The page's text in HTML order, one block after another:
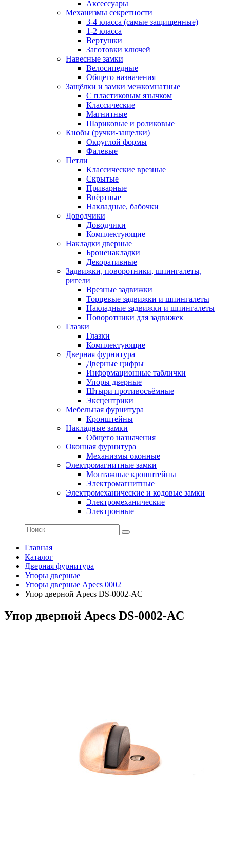
Аксессуары
Механизмы секретности
3-4 класса (самые защищенные)
1-2 класса
Вертушки
Заготовки ключей
Навесные замки
Велосипедные
Общего назначения
Защёлки и замки межкомнатные
С пластиковым язычком
Классические
Магнитные
Шариковые и роликовые
Кнобы (ручки-защелки)
Округлой формы
Фалевые
Петли
Классические врезные
Скрытые
Приварные
Ввёртные
Накладные, бабочки
Доводчики
Доводчики
Комплектующие
Накладки дверные
Броненакладки
Декоративные
Задвижки, поворотники, шпингалеты,
ригели
Врезные задвижки
Торцевые задвижки и шпингалеты
Накладные задвижки и шпингалеты
Поворотники для задвижек
Глазки
Глазки
Комплектующие
Дверная фурнитура
Дверные цифры
Информационные таблички
Упоры дверные
Штыри противосъёмные
Эксцентрики
Мебельная фурнитура
Кронштейны
Накладные замки
Общего назначения
Оконная фурнитура
Механизмы оконные
Электромагнитные замки
Монтажные кронштейны
Электромагнитные
Электромеханические и кодовые замки
Электромеханические
Электронные
Главная
Каталог
Дверная фурнитура
Упоры дверные
Упоры дверные Apecs 0002
Упор дверной Apecs DS-0002-AC
Упор дверной Apecs DS-0002-AC